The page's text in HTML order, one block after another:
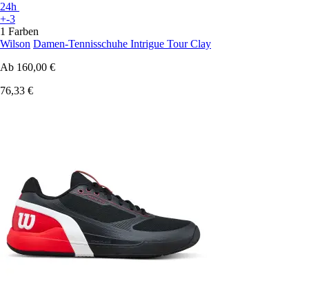
24h
+-3
1 Farben
Wilson Damen-Tennisschuhe Intrigue Tour Clay
Ab 160,00 €
76,33 €